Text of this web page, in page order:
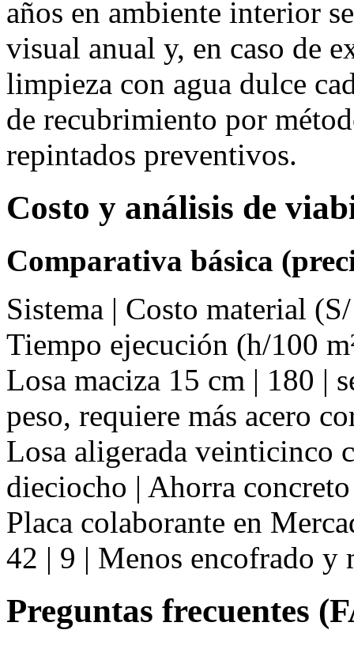
años en ambiente interior
visual anual y, en caso de
limpieza con agua dulce
de recubrimiento por
repintados preventivos.
Costo y análisis de
Comparativa básica
Sistema | Costo material
Tiempo ejecución (h/100
Losa maciza 15 cm | 180 |
peso, requiere más acero
Losa aligerada veinticinco
dieciocho | Ahorra concreto
Placa colaborante en
42 | 9 | Menos encofrado y
Preguntas frecuentes